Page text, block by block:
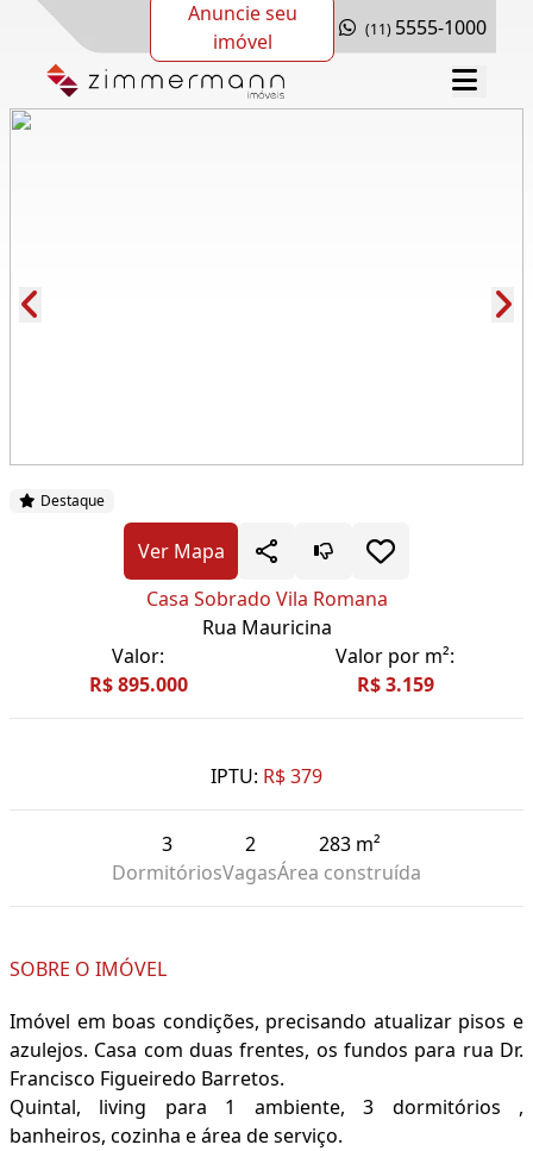
Anuncie seu
imóvel
(11) 5555-1000
Destaque
Ver Mapa
Casa Sobrado Vila Romana
Rua Mauricina
Valor:
R$ 895.000
Valor por m²:
R$ 3.159
IPTU: R$ 379
3
Dormitórios
2
Vagas
283 m²
Área construída
SOBRE O IMÓVEL
Imóvel em boas condições, precisando atualizar pisos e
azulejos. Casa com duas frentes, os fundos para rua Dr.
Francisco Figueiredo Barretos.
Quintal, living para 1 ambiente, 3 dormitórios ,
banheiros, cozinha e área de serviço.